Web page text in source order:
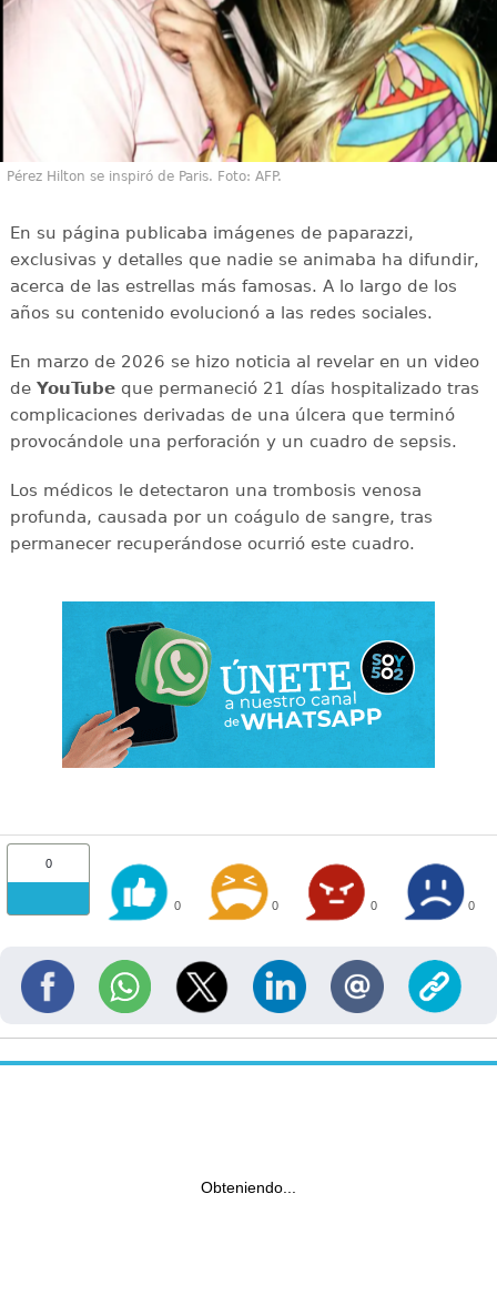
Pérez Hilton se inspiró de Paris. Foto: AFP.
En su página publicaba imágenes de paparazzi,
exclusivas y detalles que nadie se animaba ha difundir,
acerca de las estrellas más famosas. A lo largo de los
años su contenido evolucionó a las redes sociales.
En marzo de 2026 se hizo noticia al revelar en un video
deYouTubeque permaneció 21 días hospitalizado tras
complicaciones derivadas de una úlcera que terminó
provocándole una perforación y un cuadro de sepsis.
Los médicos le detectaron una trombosis venosa
profunda, causada por un coágulo de sangre, tras
permanecer recuperándose ocurrió este cuadro.
0
0 0 0 0
Obteniendo...